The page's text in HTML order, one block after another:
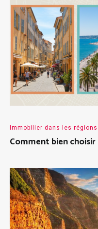
Immobilier dans les régions
Comment bien